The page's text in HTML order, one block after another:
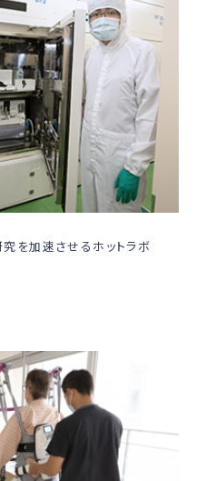
を加速させるホットラボ